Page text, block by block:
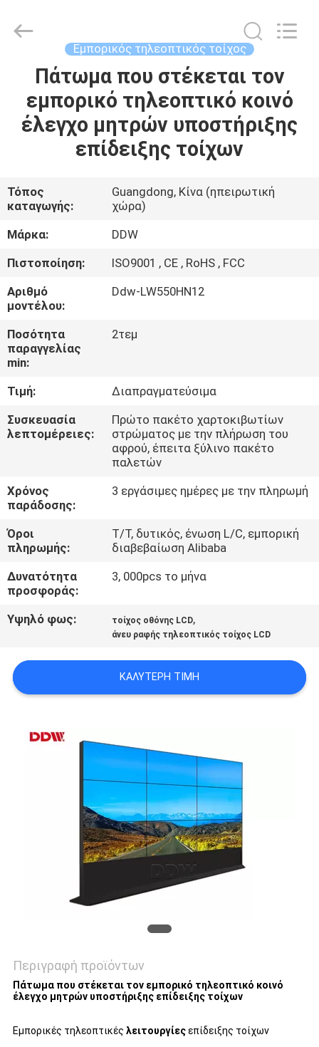
ΣΠΊΤΙ
ΠΡΟΪΌΝΤΑ
ΕΜΕΊΣ
ΓΎΡΟΣ
ΕΡΓΟΣΤΑΣΊΩΝ
ΠΟΙΟΤΙΚΌΣ
ΈΛΕΓΧΟΣ
ΕΛΆΤΕ
ΣΕ
ΕΠΑΦΉ
ΕΙΔΉΣΕΙΣ
ΈΝΑ
ΑΠΌΣΠΑΣΜΑ
CASE
CENTER
SITEMAP
Rights
Εμπορικός τηλεοπτικός τοίχος
Πάτωμα που στέκεται τον
εμπορικό τηλεοπτικό κοινό
έλεγχο μητρών υποστήριξης
επίδειξης τοίχων
Τόπος
καταγωγής:
Guangdong, Κίνα (ηπειρωτική
χώρα)
Μάρκα:
DDW
Πιστοποίηση:
ISO9001 , CE , RoHS , FCC
Αριθμό
μοντέλου:
Ddw-LW550HN12
Ποσότητα
παραγγελίας
min:
2τεμ
Τιμή:
Διαπραγματεύσιμα
Συσκευασία
λεπτομέρειες:
Πρώτο πακέτο χαρτοκιβωτίων
στρώματος με την πλήρωση του
αφρού, έπειτα ξύλινο πακέτο
παλετών
Χρόνος
παράδοσης:
3 εργάσιμες ημέρες με την πληρωμή
Όροι
πληρωμής:
T/T, δυτικός, ένωση L/C, εμπορική
διαβεβαίωση Alibaba
Δυνατότητα
προσφοράς:
3, 000pcs το μήνα
Υψηλό φως: τοίχος οθόνης LCD,
άνευ ραφής τηλεοπτικός τοίχος LCD
ΚΑΛΎΤΕΡΗ ΤΙΜΉ
Περιγραφή προϊόντων
Πάτωμα που στέκεται τον εμπορικό τηλεοπτικό κοινό
έλεγχο μητρών υποστήριξης επίδειξης τοίχων
Εμπορικές τηλεοπτικές λειτουργίεςεπίδειξης τοίχων